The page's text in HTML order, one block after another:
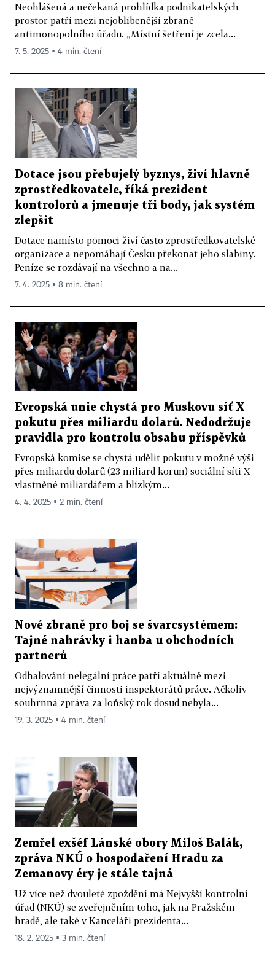
Neohlášená a nečekaná prohlídka podnikatelských
prostor patří mezi nejoblíbenější zbraně
antimonopolního úřadu. „Místní šetření je zcela...
7. 5. 2025 ▪ 4 min. čtení
Dotace jsou přebujelý byznys, živí hlavně
zprostředkovatele, říká prezident
kontrolorů a jmenuje tři body, jak systém
zlepšit
Dotace namísto pomoci živí často zprostředkovatelské
organizace a nepomáhají Česku překonat jeho slabiny.
Peníze se rozdávají na všechno a na...
7. 4. 2025 ▪ 8 min. čtení
Evropská unie chystá pro Muskovu síť X
pokutu přes miliardu dolarů. Nedodržuje
pravidla pro kontrolu obsahu příspěvků
Evropská komise se chystá udělit pokutu v možné výši
přes miliardu dolarů (23 miliard korun) sociální síti X
vlastněné miliardářem a blízkým...
4. 4. 2025 ▪ 2 min. čtení
Nové zbraně pro boj se švarcsystémem:
Tajné nahrávky i hanba u obchodních
partnerů
Odhalování nelegální práce patří aktuálně mezi
nejvýznamnější činnosti inspektorátů práce. Ačkoliv
souhrnná zpráva za loňský rok dosud nebyla...
19. 3. 2025 ▪ 4 min. čtení
Zemřel exšéf Lánské obory Miloš Balák,
zpráva NKÚ o hospodaření Hradu za
Zemanovy éry je stále tajná
Už více než dvouleté zpoždění má Nejvyšší kontrolní
úřad (NKÚ) se zveřejněním toho, jak na Pražském
hradě, ale také v Kanceláři prezidenta...
18. 2. 2025 ▪ 3 min. čtení